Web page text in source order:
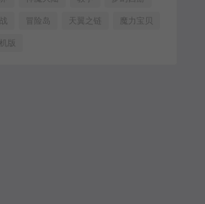
冒险岛 天翼之链 魔力宝贝
版